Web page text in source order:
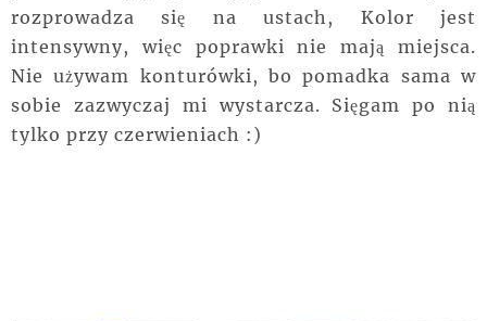
rozprowadza się na ustach, Kolor jest
intensywny, więc poprawki nie mają miejsca.
Nie używam konturówki, bo pomadka sama w
sobie zazwyczaj mi wystarcza. Sięgam po nią
tylko przy czerwieniach :)